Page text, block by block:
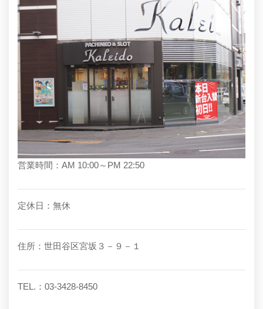
営業時間：AM 10:00～PM 22:50
定休日：無休
住所：世田谷区宮坂３－９－１
TEL.：03-3428-8450